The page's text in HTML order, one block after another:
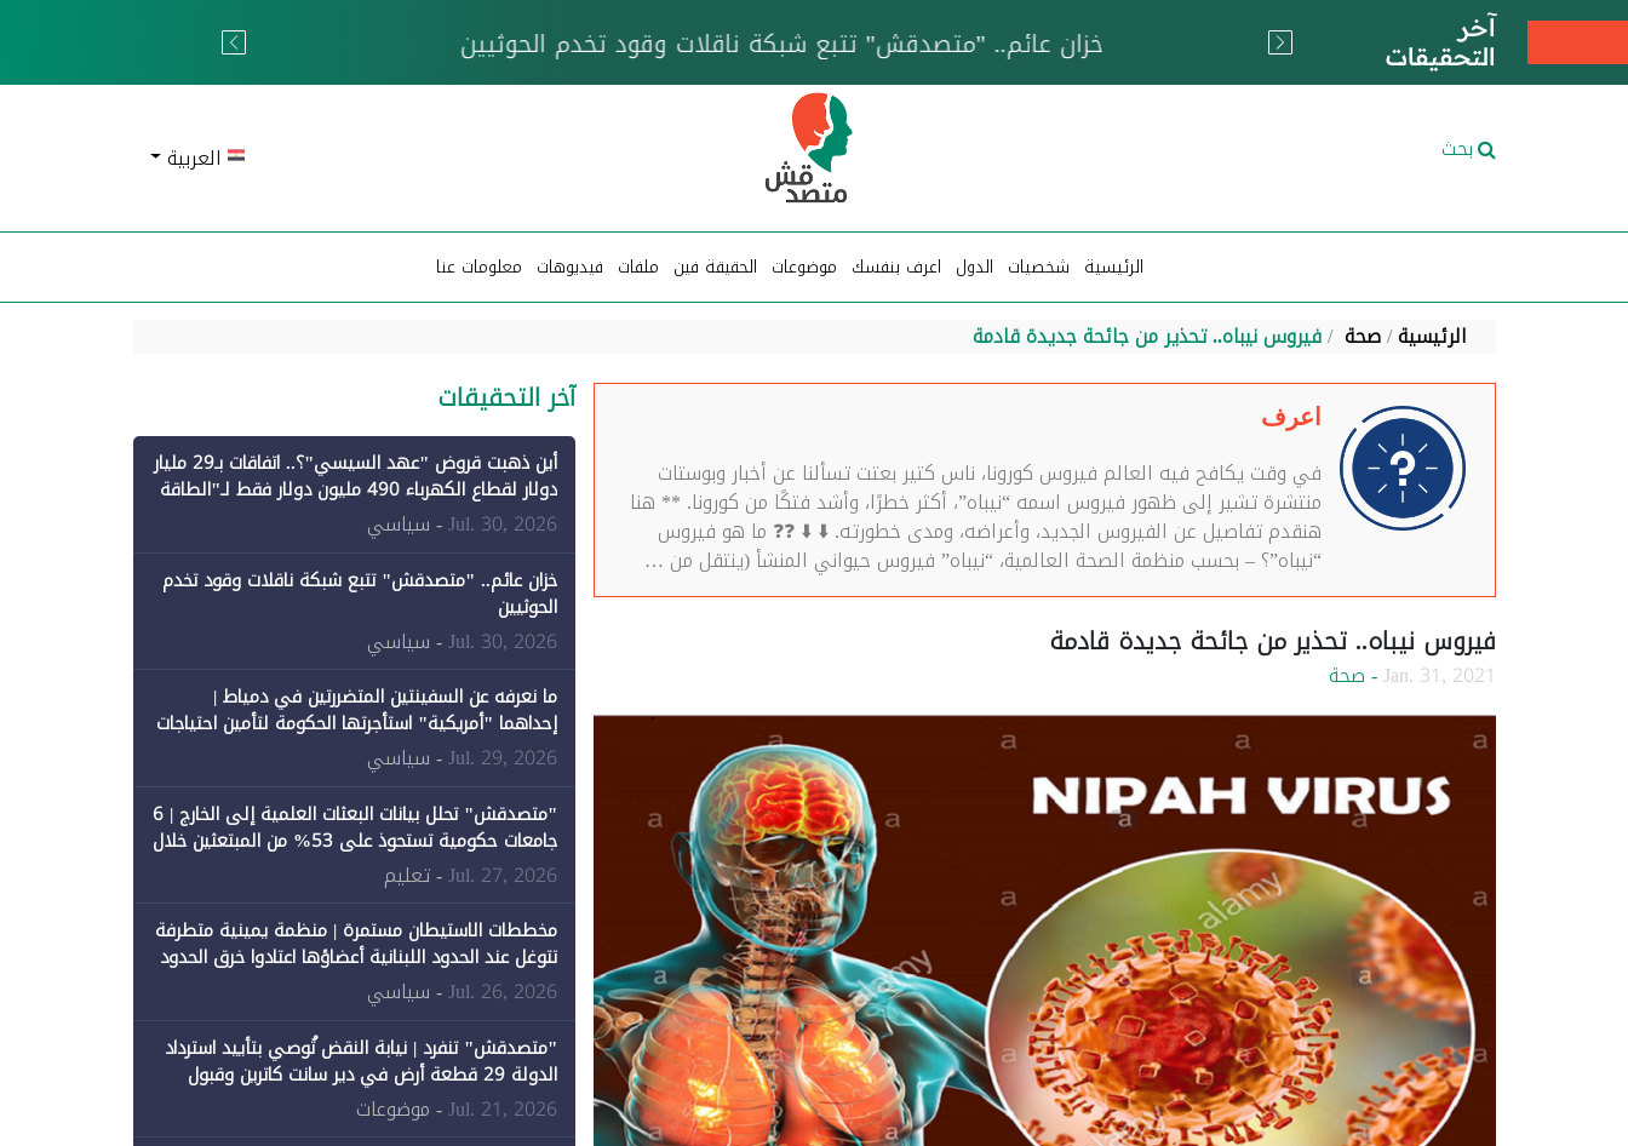
آخر
التحقيقات
خزان عائم.. "متصدقش" تتبع شبكة ناقلات وقود تخدم الحوثيين
بحث العربية
الرئيسية شخصيات الدول اعرف بنفسك موضوعات الحقيقة فين ملفات فيديوهات معلومات عنا
الرئيسية صحة فيروس نيباه.. تحذير من جائحة جديدة قادمة
اعرف
في وقت يكافح فيه العالم فيروس كورونا، ناس كتير بعتت تسألنا عن أخبار وبوستات
منتشرة تشير إلى ظهور فيروس اسمه “نيباه”، أكثر خطرًا، وأشد فتكًا من كورونا. ** هنا
هنقدم تفاصيل عن الفيروس الجديد، وأعراضه، ومدى خطورته. ⬇️ ⬇️ ❓❓ ما هو فيروس
“نيباه”؟ – بحسب منظمة الصحة العالمية، “نيباه” فيروس حيواني المنشأ (ينتقل من …
فيروس نيباه.. تحذير من جائحة جديدة قادمة
Jan. 31, 2021- صحة
آخر التحقيقات
أين ذهبت قروض "عهد السيسي"؟.. اتفاقات بـ29 مليار
دولار لقطاع الكهرباء 490 مليون دولار فقط لـ"الطاقة
المتجددة" (1)
Jul. 30, 2026- سياسي
خزان عائم.. "متصدقش" تتبع شبكة ناقلات وقود تخدم
الحوثيين
Jul. 30, 2026- سياسي
ما نعرفه عن السفينتين المتضررتين في دمياط |
إحداهما "أمريكية" استأجرتها الحكومة لتأمين احتياجات
الطاقة
Jul. 29, 2026- سياسي
"متصدقش" تحلل بيانات البعثات العلمية إلى الخارج | 6
جامعات حكومية تستحوذ على 53% من المبتعثين خلال
12 عامًا و6 جامعات كان نصيبها 1% فقط
Jul. 27, 2026- تعليم
مخططات الاستيطان مستمرة | منظمة يمينية متطرفة
تتوغل عند الحدود اللبنانية أعضاؤها اعتادوا خرق الحدود
Jul. 26, 2026- سياسي
"متصدقش" تنفرد | نيابة النقض تُوصي بتأييد استرداد
الدولة 29 قطعة أرض في دير سانت كاترين وقبول
طعن الحكومة جزئيًا (1)
Jul. 21, 2026- موضوعات